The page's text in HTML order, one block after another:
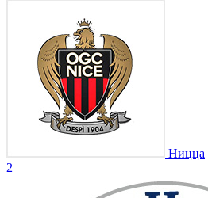
Ницца
2